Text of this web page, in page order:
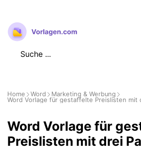
Zum
Inhalt
springen
Home Word
Marketing & Werbung
Word Vorlage für gestaffelte Preislisten mit
Word Vorlage für
Preislisten mit drei